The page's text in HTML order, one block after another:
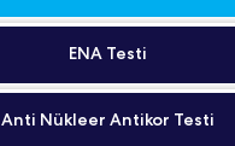
ENA Testi
Anti Nükleer Antikor Testi